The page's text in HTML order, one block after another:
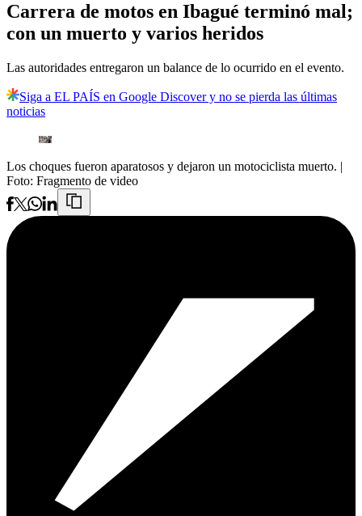
Carrera de motos en Ibagué terminó mal;
con un muerto y varios heridos
Las autoridades entregaron un balance de lo ocurrido en el evento.
Siga a EL PAÍS en Google Discover y no se pierda las últimas
noticias
Los choques fueron aparatosos y dejaron un motociclista muerto. |
Foto: Fragmento de video